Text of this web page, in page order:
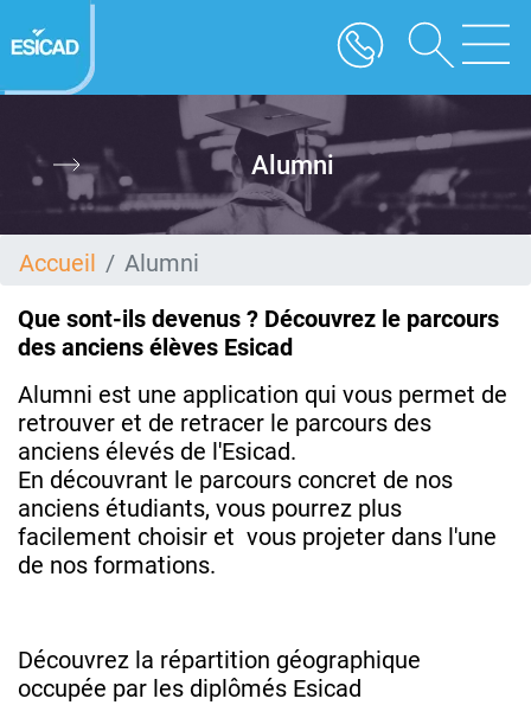
au
contenu
Alumni
Accueil
Alumni
Que sont-ils devenus ? Découvrez le parcours
des anciens élèves Esicad
Alumni est une application qui vous permet de
retrouver et de retracer le parcours des
anciens élevés de l'Esicad.
En découvrant le parcours concret de nos
anciens étudiants, vous pourrez plus
facilement choisir et vous projeter dans l'une
de nos formations.
Découvrez la répartition géographique
occupée par les diplômés Esicad